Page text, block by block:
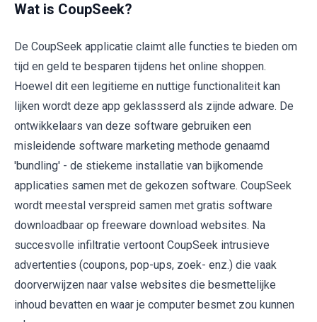
Wat is CoupSeek?
De CoupSeek applicatie claimt alle functies te bieden om
tijd en geld te besparen tijdens het online shoppen.
Hoewel dit een legitieme en nuttige functionaliteit kan
lijken wordt deze app geklassserd als zijnde adware. De
ontwikkelaars van deze software gebruiken een
misleidende software marketing methode genaamd
'bundling' - de stiekeme installatie van bijkomende
applicaties samen met de gekozen software. CoupSeek
wordt meestal verspreid samen met gratis software
downloadbaar op freeware download websites. Na
succesvolle infiltratie vertoont CoupSeek intrusieve
advertenties (coupons, pop-ups, zoek- enz.) die vaak
doorverwijzen naar valse websites die besmettelijke
inhoud bevatten en waar je computer besmet zou kunnen